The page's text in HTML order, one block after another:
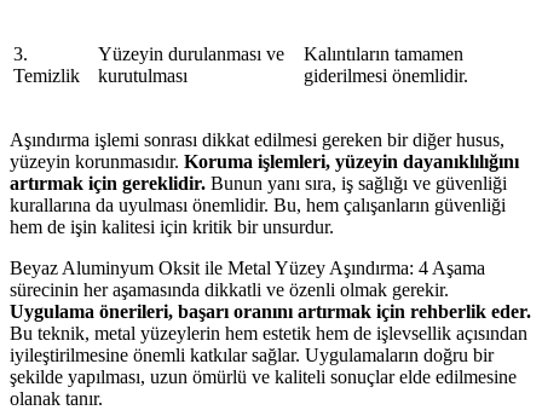
3.
Temizlik
Yüzeyin durulanması ve
kurutulması
Kalıntıların tamamen
giderilmesi önemlidir.
Aşındırma işlemi sonrası dikkat edilmesi gereken bir diğer husus,
yüzeyin korunmasıdır. Koruma işlemleri, yüzeyin dayanıklılığını
artırmak için gereklidir. Bunun yanı sıra, iş sağlığı ve güvenliği
kurallarına da uyulması önemlidir. Bu, hem çalışanların güvenliği
hem de işin kalitesi için kritik bir unsurdur.
Beyaz Aluminyum Oksit ile Metal Yüzey Aşındırma: 4 Aşama
sürecinin her aşamasında dikkatli ve özenli olmak gerekir.
Uygulama önerileri, başarı oranını artırmak için rehberlik eder.
Bu teknik, metal yüzeylerin hem estetik hem de işlevsellik açısından
iyileştirilmesine önemli katkılar sağlar. Uygulamaların doğru bir
şekilde yapılması, uzun ömürlü ve kaliteli sonuçlar elde edilmesine
olanak tanır.